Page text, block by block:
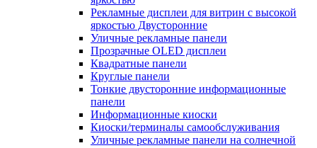
Рекламные дисплеи для витрин с высокой
яркостью Двусторонние
Уличные рекламные панели
Прозрачные OLED дисплеи
Квадратные панели
Круглые панели
Тонкие двусторонние информационные
панели
Информационные киоски
Киоски/терминалы самообслуживания
Уличные рекламные панели на солнечной